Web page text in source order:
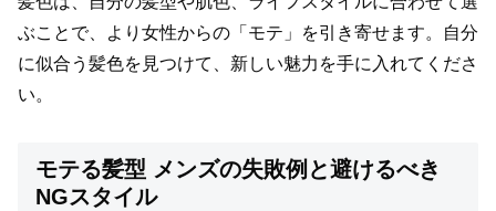
ぶことで、より女性からの「モテ」を引き寄せます。自分
に似合う髪色を見つけて、新しい魅力を手に入れてくださ
い。
モテる髪型 メンズの失敗例と避けるべき
NGスタイル